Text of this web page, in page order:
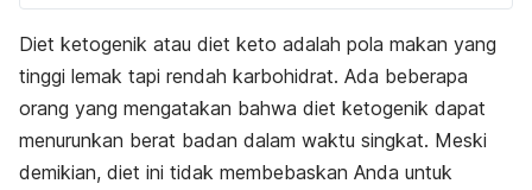
Diet ketogenik atau diet keto adalah pola makan yang
tinggi lemak tapi rendah karbohidrat. Ada beberapa
orang yang mengatakan bahwa diet ketogenik dapat
menurunkan berat badan dalam waktu singkat. Meski
demikian, diet ini tidak membebaskan Anda untuk